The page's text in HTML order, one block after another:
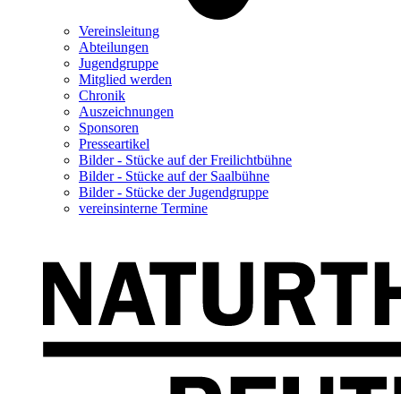
Vereinsleitung
Abteilungen
Jugendgruppe
Mitglied werden
Chronik
Auszeichnungen
Sponsoren
Presseartikel
Bilder - Stücke auf der Freilichtbühne
Bilder - Stücke auf der Saalbühne
Bilder - Stücke der Jugendgruppe
vereinsinterne Termine